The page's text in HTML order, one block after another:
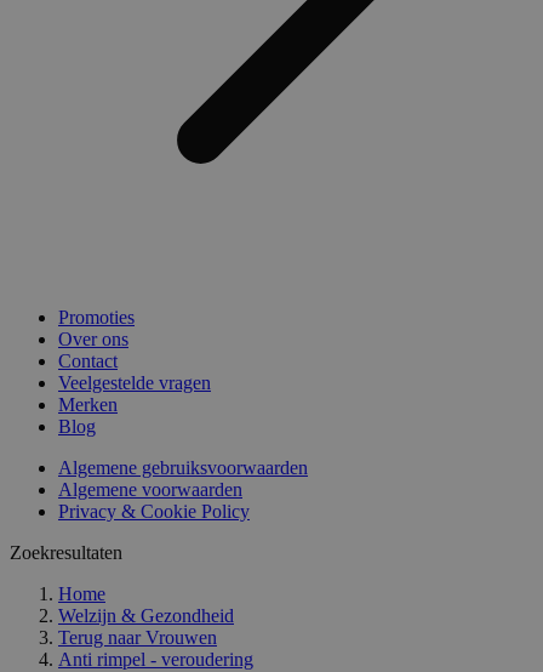
Promoties
Over ons
Contact
Veelgestelde vragen
Merken
Blog
Algemene gebruiksvoorwaarden
Algemene voorwaarden
Privacy & Cookie Policy
Zoekresultaten
Home
Welzijn & Gezondheid
Terug naar Vrouwen
Anti rimpel - veroudering